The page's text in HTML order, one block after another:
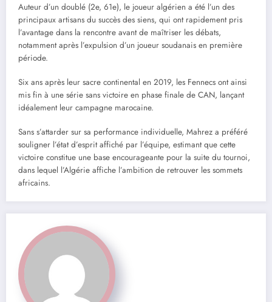
Auteur d’un doublé (2e, 61e), le joueur algérien a été l’un des
principaux artisans du succès des siens, qui ont rapidement pris
l’avantage dans la rencontre avant de maîtriser les débats,
notamment après l’expulsion d’un joueur soudanais en première
période.
Six ans après leur sacre continental en 2019, les Fennecs ont ainsi
mis fin à une série sans victoire en phase finale de CAN, lançant
idéalement leur campagne marocaine.
Sans s’attarder sur sa performance individuelle, Mahrez a préféré
souligner l’état d’esprit affiché par l’équipe, estimant que cette
victoire constitue une base encourageante pour la suite du tournoi,
dans lequel l’Algérie affiche l’ambition de retrouver les sommets
africains.